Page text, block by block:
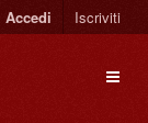
Accedi Iscriviti